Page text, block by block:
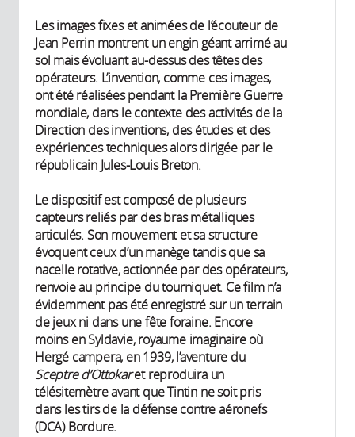
Les images fixes et animées de l’écouteur de
Jean Perrin montrent un engin géant arrimé au
sol mais évoluant au-dessus des têtes des
opérateurs. L’invention, comme ces images,
ont été réalisées pendant la Première Guerre
mondiale, dans le contexte des activités de la
Direction des inventions, des études et des
expériences techniques alors dirigée par le
républicain Jules-Louis Breton.
Le dispositif est composé de plusieurs
capteurs reliés par des bras métalliques
articulés. Son mouvement et sa structure
évoquent ceux d’un manège tandis que sa
nacelle rotative, actionnée par des opérateurs,
renvoie au principe du tourniquet. Ce film n’a
évidemment pas été enregistré sur un terrain
de jeux ni dans une fête foraine. Encore
moins en Syldavie, royaume imaginaire où
Hergé campera, en 1939, l’aventure du
Sceptre d’Ottokaret reproduira un
télésitemètre avant que Tintin ne soit pris
dans les tirs de la défense contre aéronefs
(DCA) Bordure.